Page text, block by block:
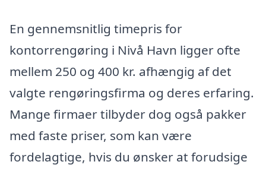
En gennemsnitlig timepris for
kontorrengøring i Nivå Havn ligger ofte
mellem 250 og 400 kr. afhængig af det
valgte rengøringsfirma og deres erfaring.
Mange firmaer tilbyder dog også pakker
med faste priser, som kan være
fordelagtige, hvis du ønsker at forudsige